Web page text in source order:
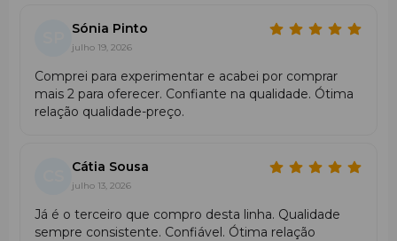
Sónia Pinto
julho 19, 2026
Comprei para experimentar e acabei por comprar
mais 2 para oferecer. Confiante na qualidade. Ótima
relação qualidade-preço.
Cátia Sousa
julho 13, 2026
Já é o terceiro que compro desta linha. Qualidade
sempre consistente. Confiável. Ótima relação